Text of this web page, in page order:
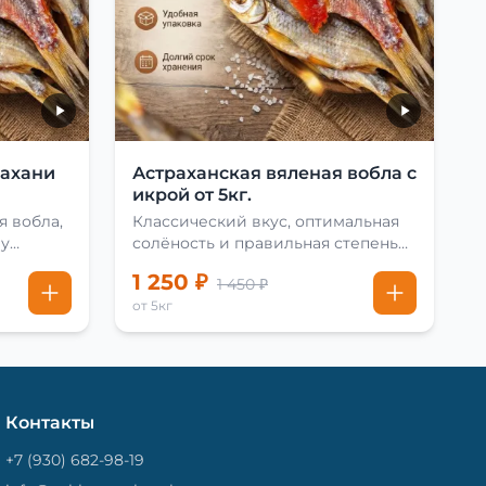
вобла,
Астраханская вяленая вобла с
икрой от 5кг.
Классический вкус, оптимальная
солёность и правильная степень
1 250 ₽ 1 450 ₽
от 5кг
Контакты
+7 (930) 682-98-19